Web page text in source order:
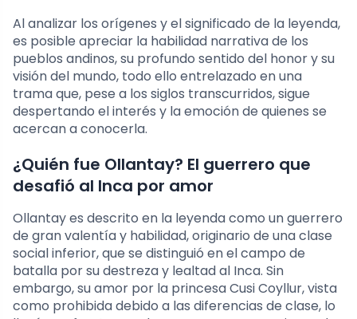
Al analizar los orígenes y el significado de la leyenda,
es posible apreciar la habilidad narrativa de los
pueblos andinos, su profundo sentido del honor y su
visión del mundo, todo ello entrelazado en una
trama que, pese a los siglos transcurridos, sigue
despertando el interés y la emoción de quienes se
acercan a conocerla.
¿Quién fue Ollantay? El guerrero que
desafió al Inca por amor
Ollantay es descrito en la leyenda como un guerrero
de gran valentía y habilidad, originario de una clase
social inferior, que se distinguió en el campo de
batalla por su destreza y lealtad al Inca. Sin
embargo, su amor por la princesa Cusi Coyllur, vista
como prohibida debido a las diferencias de clase, lo